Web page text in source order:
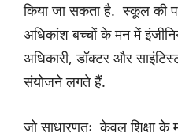
किया जा सकता है. स्कूल की
अधिकांश बच्चों के मन में
अधिकारी, डॉक्टर और
संयोजने लगते हैं.
जो साधारणतः केवल शिक्षा के